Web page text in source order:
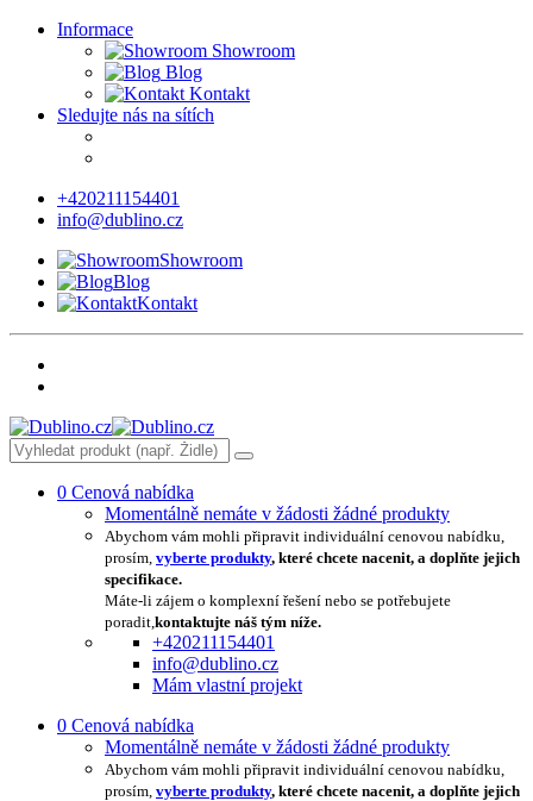
Informace
Showroom
Blog
Kontakt
Sledujte nás na sítích
+420211154401
info@dublino.cz
Showroom
Blog
Kontakt
0 Cenová nabídka
Momentálně nemáte v žádosti žádné produkty
Abychom vám mohli připravit individuální cenovou nabídku,
prosím, vyberte produkty, které chcete nacenit, a doplňte jejich
specifikace.
Máte-li zájem o komplexní řešení nebo se potřebujete
poradit,kontaktujte náš tým níže.
+420211154401
info@dublino.cz
Mám vlastní projekt
0 Cenová nabídka
Momentálně nemáte v žádosti žádné produkty
Abychom vám mohli připravit individuální cenovou nabídku,
prosím, vyberte produkty, které chcete nacenit, a doplňte jejich